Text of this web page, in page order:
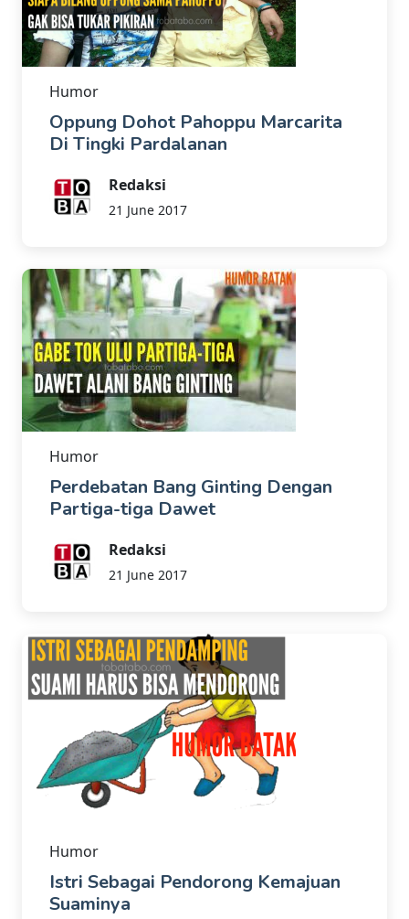
Humor
Oppung Dohot Pahoppu Marcarita
Di Tingki Pardalanan
Redaksi
21 June 2017
Humor
Perdebatan Bang Ginting Dengan
Partiga-tiga Dawet
Redaksi
21 June 2017
Humor
Istri Sebagai Pendorong Kemajuan
Suaminya